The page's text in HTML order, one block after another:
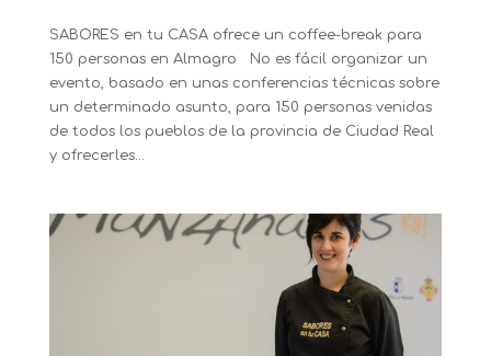
SABORES en tu CASA ofrece un coffee-break para
150 personas en Almagro No es fácil organizar un
evento, basado en unas conferencias técnicas sobre
un determinado asunto, para 150 personas venidas
de todos los pueblos de la provincia de Ciudad Real
y ofrecerles...